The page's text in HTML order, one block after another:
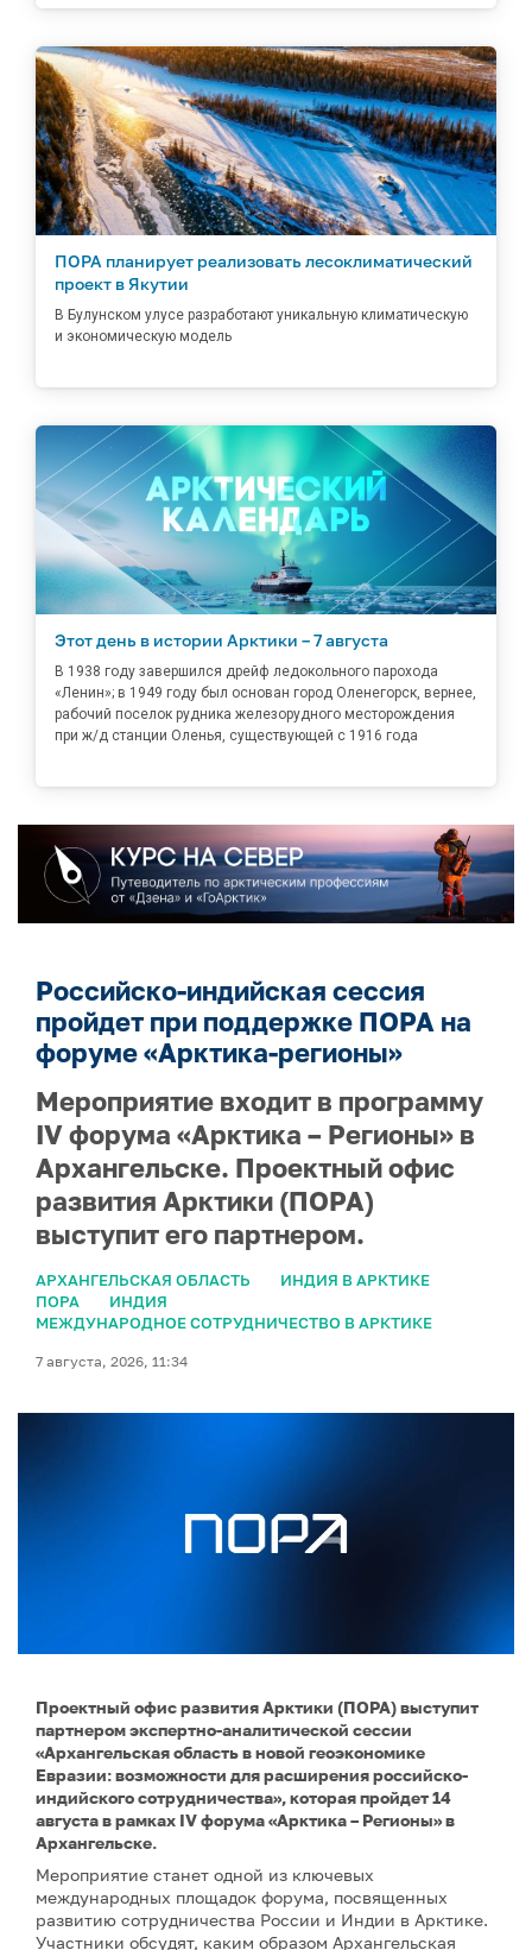
ПОРА планирует реализовать лесоклиматический
проект в Якутии
В Булунском улусе разработают уникальную климатическую
и экономическую модель
Этот день в истории Арктики – 7 августа
В 1938 году завершился дрейф ледокольного парохода
«Ленин»; в 1949 году был основан город Оленегорск, вернее,
рабочий поселок рудника железорудного месторождения
при ж/д станции Оленья, существующей с 1916 года
Российско-индийская сессия
пройдет при поддержке ПОРА на
форуме «Арктика-регионы»
Мероприятие входит в программу
IV форума «Арктика – Регионы» в
Архангельске. Проектный офис
развития Арктики (ПОРА)
выступит его партнером.
АРХАНГЕЛЬСКАЯ ОБЛАСТЬ
ИНДИЯ В АРКТИКЕ
ПОРА
ИНДИЯ
МЕЖДУНАРОДНОЕ СОТРУДНИЧЕСТВО В АРКТИКЕ
7 августа, 2026, 11:34
Проектный офис развития Арктики (ПОРА) выступит
партнером экспертно-аналитической сессии
«Архангельская область в новой геоэкономике
Евразии: возможности для расширения российско-
индийского сотрудничества», которая пройдет 14
августа в рамках IV форума «Арктика – Регионы» в
Архангельске.
Мероприятие станет одной из ключевых
международных площадок форума, посвященных
развитию сотрудничества России и Индии в Арктике.
Участники обсудят, каким образом Архангельская